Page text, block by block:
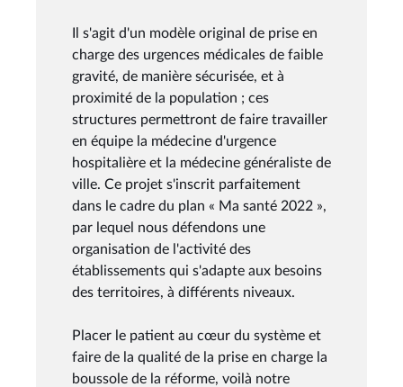
Il s'agit d'un modèle original de prise en
charge des urgences médicales de faible
gravité, de manière sécurisée, et à
proximité de la population ; ces
structures permettront de faire travailler
en équipe la médecine d'urgence
hospitalière et la médecine généraliste de
ville. Ce projet s'inscrit parfaitement
dans le cadre du plan « Ma santé 2022 »,
par lequel nous défendons une
organisation de l'activité des
établissements qui s'adapte aux besoins
des territoires, à différents niveaux.
Placer le patient au cœur du système et
faire de la qualité de la prise en charge la
boussole de la réforme, voilà notre